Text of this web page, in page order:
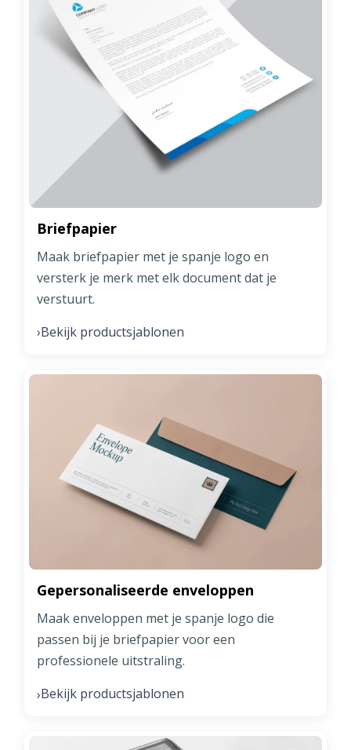
Briefpapier
Maak briefpapier met je spanje logo en
versterk je merk met elk document dat je
verstuurt.
›Bekijk productsjablonen
Gepersonaliseerde enveloppen
Maak enveloppen met je spanje logo die
passen bij je briefpapier voor een
professionele uitstraling.
›Bekijk productsjablonen